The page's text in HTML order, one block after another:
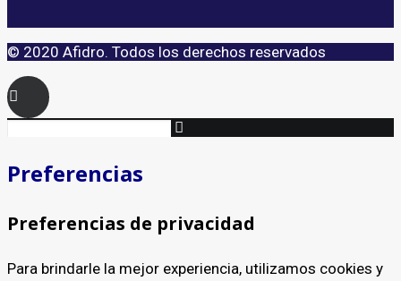
© 2020 Afidro. Todos los derechos reservados
Preferencias
Preferencias de privacidad
Para brindarle la mejor experiencia, utilizamos cookies y